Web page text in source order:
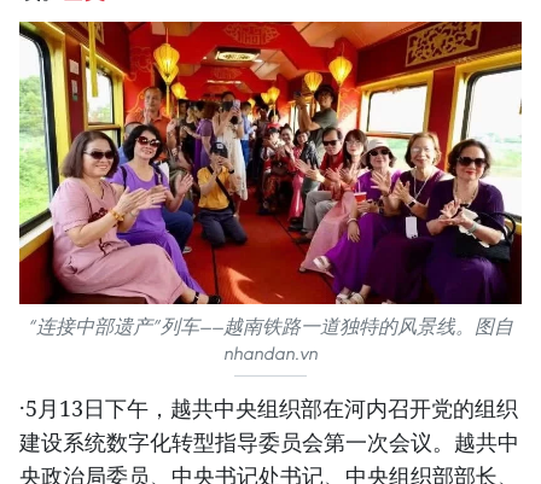
“连接中部遗产”列车——越南铁路一道独特的风景线。图自
nhandan.vn
·5月13日下午，越共中央组织部在河内召开党的组织
建设系统数字化转型指导委员会第一次会议。越共中
央政治局委员、中央书记处书记、中央组织部部长、